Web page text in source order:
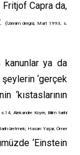
Capra da,
(İzlenim dergisi, Mart 1993, s.
kanunlar ya da
‘gerçek
‘kıstaslarının
Alekandre Koyre, Bilim tarihi
üretmek; Hasan Yaşar, Ömer
‘Einstein